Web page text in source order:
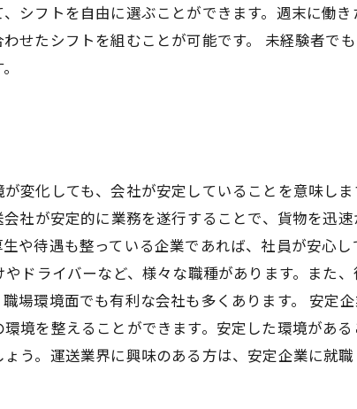
シフトを自由に選ぶことができます。週末に働
せたシフトを組むことが可能です。 未経験者で
変化しても、会社が安定していることを意味し
社が安定的に業務を遂行することで、貨物を迅
や待遇も整っている企業であれば、社員が安心
ドライバーなど、様々な職種があります。また
場環境面でも有利な会社も多くあります。 安定
境を整えることができます。安定した環境がある
う。運送業界に興味のある方は、安定企業に就